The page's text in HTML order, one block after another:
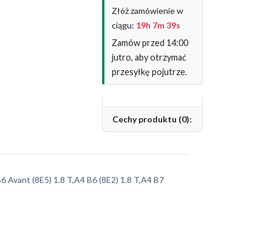
Złóż zamówienie w
ciągu: 19h 7m 39s
Zamów przed 14:00
jutro, aby otrzymać
przesyłkę pojutrze.
Cechy produktu (0):
Avant (8E5) 1.8 T,A4 B6 (8E2) 1.8 T,A4 B7